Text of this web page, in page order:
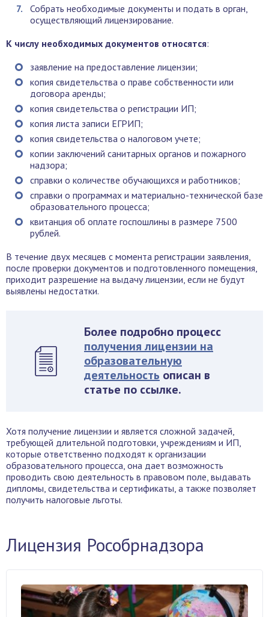
Собрать необходимые документы и подать в орган,
осуществляющий лицензирование.
К числу необходимых документов относятся:
заявление на предоставление лицензии;
копия свидетельства о праве собственности или
договора аренды;
копия свидетельства о регистрации ИП;
копия листа записи ЕГРИП;
копия свидетельства о налоговом учете;
копии заключений санитарных органов и пожарного
надзора;
справки о количестве обучающихся и работников;
справки о программах и материально-технической базе
образовательного процесса;
квитанция об оплате госпошлины в размере 7500
рублей.
В течение двух месяцев с момента регистрации заявления,
после проверки документов и подготовленного помещения,
приходит разрешение на выдачу лицензии, если не будут
выявлены недостатки.
Более подробно процесс
получения лицензии на
образовательную
деятельность описан в
статье по ссылке.
Хотя получение лицензии и является сложной задачей,
требующей длительной подготовки, учреждениям и ИП,
которые ответственно подходят к организации
образовательного процесса, она дает возможность
проводить свою деятельность в правовом поле, выдавать
дипломы, свидетельства и сертификаты, а также позволяет
получить налоговые льготы.
Лицензия Рособрнадзора